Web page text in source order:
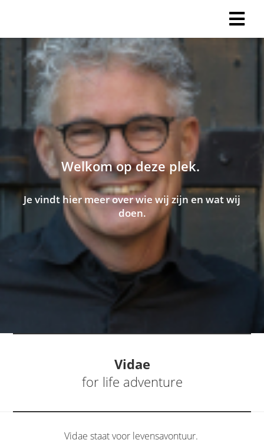
Welkom op deze plek.
Je vindt hier meer over wie wij zijn en wat wij
doen.
Vidae
for life adventure
Vidae staat voor levensavontuur.